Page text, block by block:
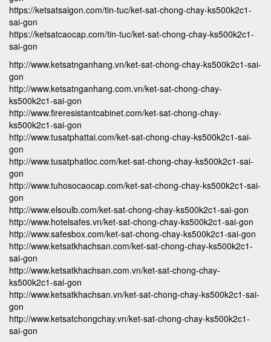
https://ketsatsaigon.com/tin-tuc/ket-sat-chong-chay-ks500k2c1-
sai-gon
https://ketsatcaocap.com/tin-tuc/ket-sat-chong-chay-ks500k2c1-
sai-gon
http://www.ketsatnganhang.vn/ket-sat-chong-chay-ks500k2c1-sai-
gon
http://www.ketsatnganhang.com.vn/ket-sat-chong-chay-
ks500k2c1-sai-gon
http://www.fireresistantcabinet.com/ket-sat-chong-chay-
ks500k2c1-sai-gon
http://www.tusatphattai.com/ket-sat-chong-chay-ks500k2c1-sai-
gon
http://www.tusatphatloc.com/ket-sat-chong-chay-ks500k2c1-sai-
gon
http://www.tuhosocaocap.com/ket-sat-chong-chay-ks500k2c1-sai-
gon
http://www.elsoulb.com/ket-sat-chong-chay-ks500k2c1-sai-gon
http://www.hotelsafes.vn/ket-sat-chong-chay-ks500k2c1-sai-gon
http://www.safesbox.com/ket-sat-chong-chay-ks500k2c1-sai-gon
http://www.ketsatkhachsan.com/ket-sat-chong-chay-ks500k2c1-
sai-gon
http://www.ketsatkhachsan.com.vn/ket-sat-chong-chay-
ks500k2c1-sai-gon
http://www.ketsatkhachsan.vn/ket-sat-chong-chay-ks500k2c1-sai-
gon
http://www.ketsatchongchay.vn/ket-sat-chong-chay-ks500k2c1-
sai-gon